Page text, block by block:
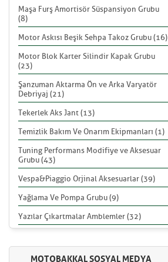
Maşa Furş Amortisör Süspansiyon Grubu
(8)
Motor Askısı Beşik Sehpa Takoz Grubu (16)
Motor Blok Karter Silindir Kapak Grubu
(23)
Şanzuman Aktarma Ön ve Arka Varyatör
Debriyaj (21)
Tekerlek Aks Jant (13)
Temizlik Bakım Ve Onarım Ekipmanları (1)
Tuning Performans Modifiye ve Aksesuar
Grubu (43)
Vespa&Piaggio Orjinal Aksesuarlar (39)
Yağlama Ve Pompa Grubu (9)
Yazılar Çıkartmalar Amblemler (32)